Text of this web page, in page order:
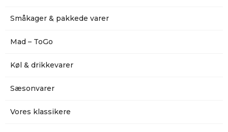
Småkager & pakkede varer
Mad – ToGo
Køl & drikkevarer
Sæsonvarer
Vores klassikere